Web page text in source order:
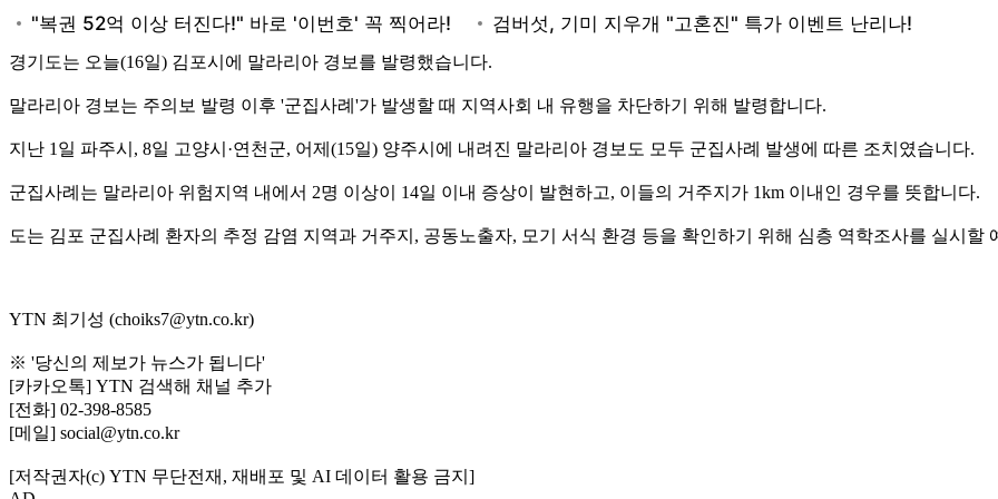
경기도는 오늘(16일) 김포시에 말라리아 경보를 발령했습니다.
말라리아 경보는 주의보 발령 이후 '군집사례'가 발생할 때 지역사회 내 유행을 차단하기 위해 발령합니다.
지난 1일 파주시, 8일 고양시·연천군, 어제(15일) 양주시에 내려진 말라리아 경보도 모두 군집사례 발생에 따른 조치였습니다.
군집사례는 말라리아 위험지역 내에서 2명 이상이 14일 이내 증상이 발현하고, 이들의 거주지가 1km 이내인 경우를 뜻합니다.
도는 김포 군집사례 환자의 추정 감염 지역과 거주지, 공동노출자, 모기 서식 환경 등을 확인하기 위해 심층 역학조사를 실시할
YTN 최기성 (choiks7@ytn.co.kr)
※ '당신의 제보가 뉴스가 됩니다'
[카카오톡] YTN 검색해 채널 추가
[전화] 02-398-8585
[메일] social@ytn.co.kr
[저작권자(c) YTN 무단전재, 재배포 및 AI 데이터 활용 금지]